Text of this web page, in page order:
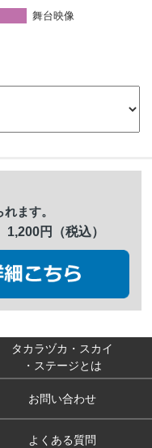
舞台映像
ます。
円（税込）
タカラヅカ・スカイ
・ステージとは
お問い合わせ
よくある質問